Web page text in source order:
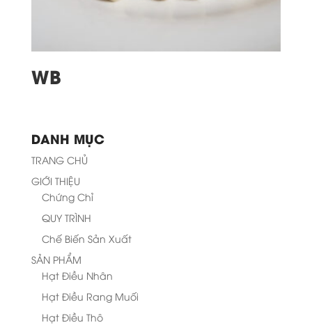
WB
DANH MỤC
TRANG CHỦ
GIỚI THIỆU
Chứng Chỉ
QUY TRÌNH
Chế Biến Sản Xuất
SẢN PHẨM
Hạt Điều Nhân
Hạt Điều Rang Muối
Hạt Điều Thô